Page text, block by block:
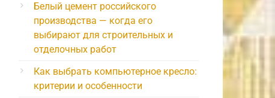
Белый цемент российского
производства — когда его
выбирают для строительных и
отделочных работ
Как выбрать компьютерное кресло:
критерии и особенности